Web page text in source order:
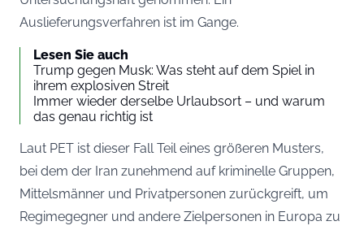
Auslieferungsverfahren ist im Gange.
Lesen Sie auch
Trump gegen Musk: Was steht auf dem Spiel in
ihrem explosiven Streit
Immer wieder derselbe Urlaubsort – und warum
das genau richtig ist
Laut PET ist dieser Fall Teil eines größeren Musters,
bei dem der Iran zunehmend auf kriminelle Gruppen,
Mittelsmänner und Privatpersonen zurückgreift, um
Regimegegner und andere Zielpersonen in Europa zu